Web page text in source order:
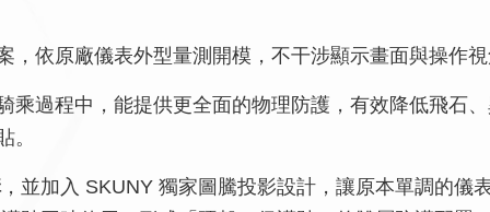
依原廠儀表外型量測開模，不干涉顯示畫面與操作視
乘過程中，能提供更全面的物理防護，有效降低飛石
。
，並加入 SKUNY 獨家圖騰投影設計，讓原本單調的儀